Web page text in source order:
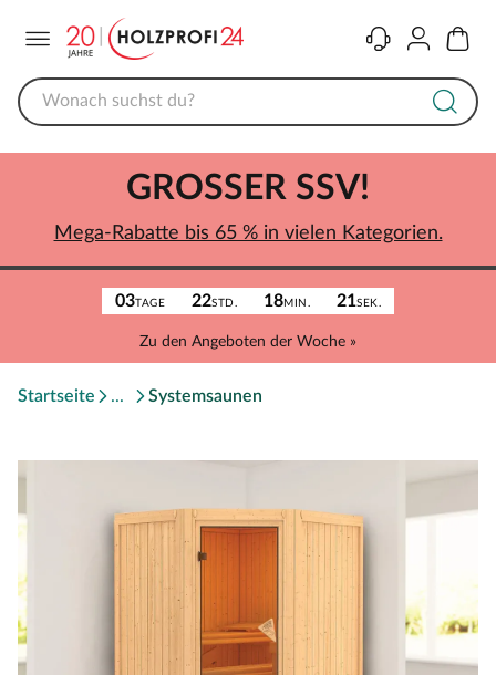
KontaktKonto
03TAGE 22STD. 18MIN. 21SEK.
Zu den Angeboten der Woche »
GROSSER SSV!
Mega-Rabatte bis 65 % in vielen Kategorien.
Startseite Systemsaunen